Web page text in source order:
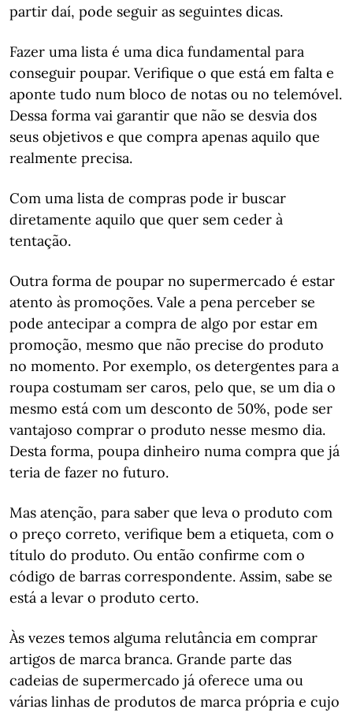
partir daí, pode seguir as seguintes dicas.
Fazer uma lista é uma dica fundamental para
conseguir poupar. Verifique o que está em falta e
aponte tudo num bloco de notas ou no telemóvel.
Dessa forma vai garantir que não se desvia dos
seus objetivos e que compra apenas aquilo que
realmente precisa.
Com uma lista de compras pode ir buscar
diretamente aquilo que quer sem ceder à
tentação.
Outra forma de poupar no supermercado é estar
atento às promoções. Vale a pena perceber se
pode antecipar a compra de algo por estar em
promoção, mesmo que não precise do produto
no momento. Por exemplo, os detergentes para a
roupa costumam ser caros, pelo que, se um dia o
mesmo está com um desconto de 50%, pode ser
vantajoso comprar o produto nesse mesmo dia.
Desta forma, poupa dinheiro numa compra que já
teria de fazer no futuro.
Mas atenção, para saber que leva o produto com
o preço correto, verifique bem a etiqueta, com o
título do produto. Ou então confirme com o
código de barras correspondente. Assim, sabe se
está a levar o produto certo.
Às vezes temos alguma relutância em comprar
artigos de marca branca. Grande parte das
cadeias de supermercado já oferece uma ou
várias linhas de produtos de marca própria e cujo